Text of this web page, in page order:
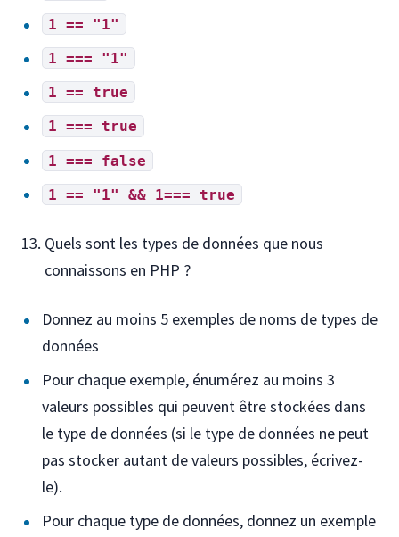
1 == "1"
1 === "1"
1 == true
1 === true
1 === false
1 == "1" && 1=== true
Quels sont les types de données que nous
connaissons en PHP ?
Donnez au moins 5 exemples de noms de types de
données
Pour chaque exemple, énumérez au moins 3
valeurs possibles qui peuvent être stockées dans
le type de données (si le type de données ne peut
pas stocker autant de valeurs possibles, écrivez-
le).
Pour chaque type de données, donnez un exemple